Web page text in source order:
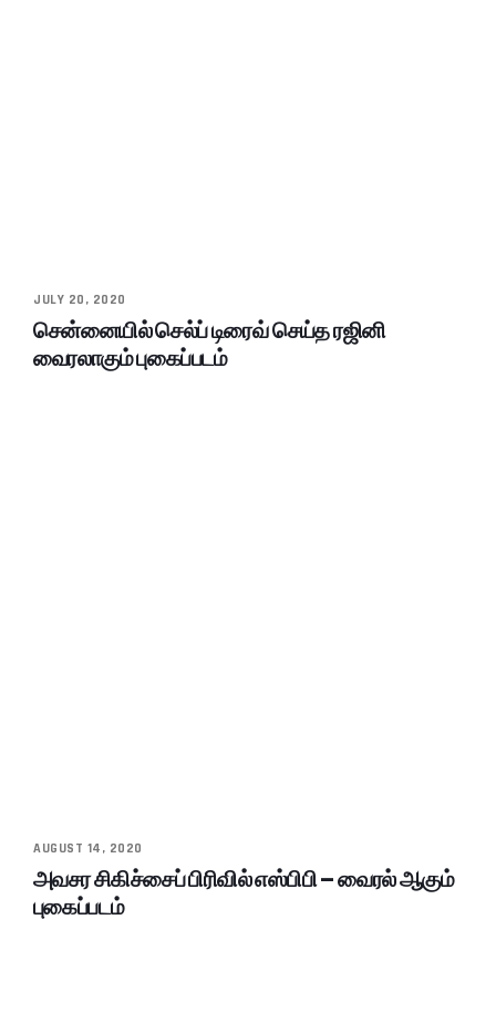
JULY 20, 2020
சென்னையில் செல்ப் டிரைவ் செய்த ரஜினி
வைரலாகும் புகைப்படம்
AUGUST 14, 2020
அவசர சிகிச்சைப் பிரிவில் எஸ்பிபி – வைரல் ஆகும்
புகைப்படம்